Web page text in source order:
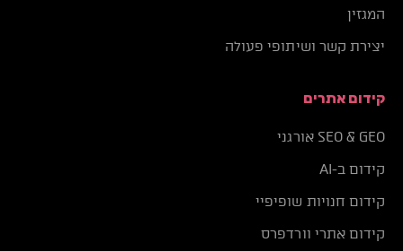
המגזין
יצירת קשר ושיתופי פעולה
קידום אתרים
SEO & GEO אורגני
קידום ב-AI
קידום חנויות שופיפיי
קידום אתרי וורדפרס